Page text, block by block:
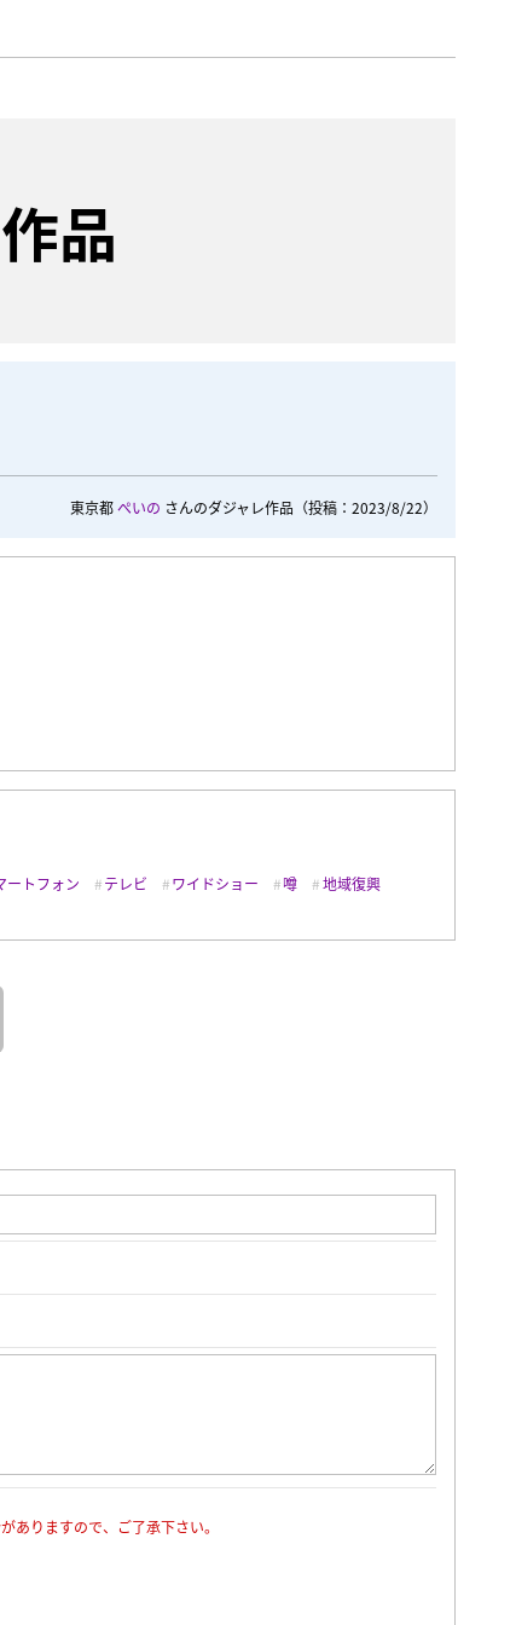
品
東京都ぺいの さんのダジャレ作品 （投稿：2023/8/22）
ートフォン テレビ ワイドショー 噂
地域復興
りますので、ご了承下さい。